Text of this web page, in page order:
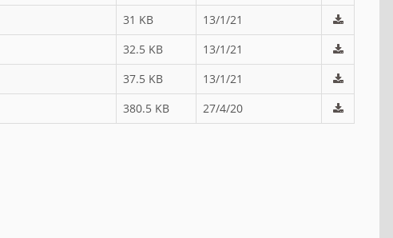
31 KB
13/1/21
32.5 KB
13/1/21
37.5 KB
13/1/21
380.5 KB 27/4/20